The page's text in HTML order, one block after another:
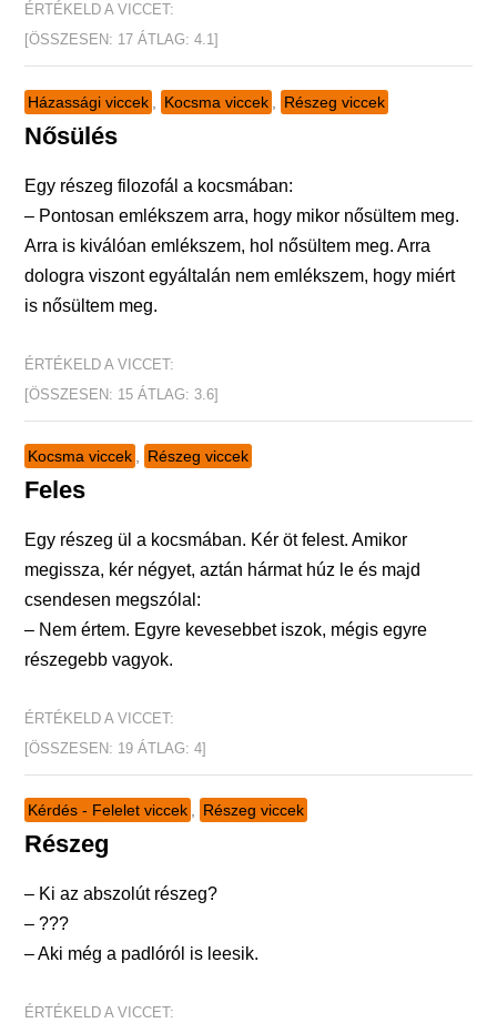
ÉRTÉKELD A VICCET:
[ÖSSZESEN: 17 ÁTLAG:4.1]
Házassági viccek Kocsma viccek Részeg viccek
Nősülés
Egy részeg filozofál a kocsmában:
– Pontosan emlékszem arra, hogy mikor nősültem meg.
Arra is kiválóan emlékszem, hol nősültem meg. Arra
dologra viszont egyáltalán nem emlékszem, hogy miért
is nősültem meg.
ÉRTÉKELD A VICCET:
[ÖSSZESEN: 15 ÁTLAG: 3.6]
Kocsma viccek Részeg viccek
Feles
Egy részeg ül a kocsmában. Kér öt felest. Amikor
megissza, kér négyet, aztán hármat húz le és majd
csendesen megszólal:
– Nem értem. Egyre kevesebbet iszok, mégis egyre
részegebb vagyok.
ÉRTÉKELD A VICCET:
[ÖSSZESEN: 19 ÁTLAG:4]
Kérdés - Felelet viccek Részeg viccek
Részeg
– Ki az abszolút részeg?
– ???
– Aki még a padlóról is leesik.
ÉRTÉKELD A VICCET: